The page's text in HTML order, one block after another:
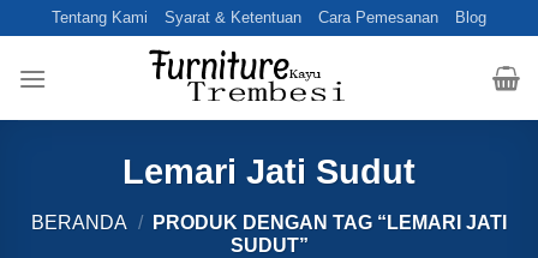
content
Tentang Kami Syarat & Ketentuan Cara Pemesanan Blog
Lemari Jati Sudut
BERANDA /
PRODUK DENGAN TAG “LEMARI JATI
SUDUT”